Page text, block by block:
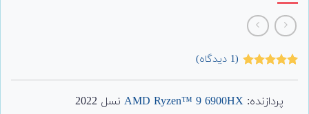
مشتری
(
1 دیدگاه)
پردازنده: AMD Ryzen™ 9 6900HXنسل 2022